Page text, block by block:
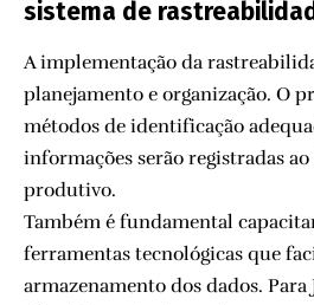
sistema de
A implementação da
planejamento e organização. O
métodos de identificação
informações serão registradas
produtivo.
Também é fundamental
ferramentas tecnológicas que
armazenamento dos dados. Para